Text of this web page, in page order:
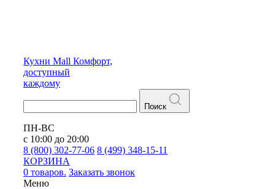
Кухни Mall Комфорт,
доступный
каждому
Поиск
ПН-ВС
с 10:00 до 20:00
8 (800) 302-77-06 8 (499) 348-15-11
КОРЗИНА
0 товаров. Заказать звонок
Меню